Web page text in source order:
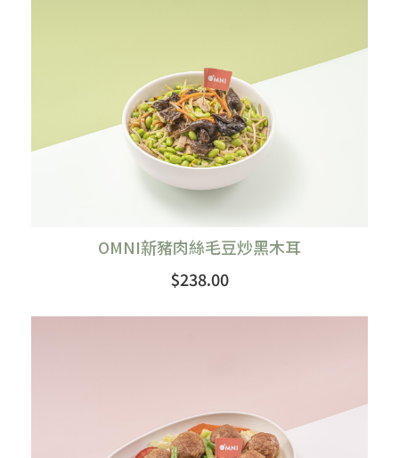
OMNI新豬肉絲毛豆炒黑木耳
$238.00
購買